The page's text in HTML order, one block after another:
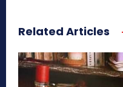
Related Articles